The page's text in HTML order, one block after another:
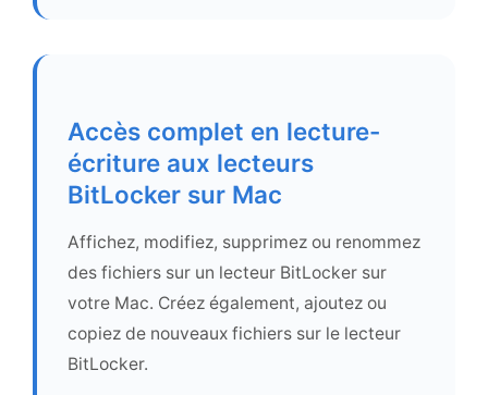
Accès complet en lecture-
écriture aux lecteurs
BitLocker sur Mac
Affichez, modifiez, supprimez ou renommez
des fichiers sur un lecteur BitLocker sur
votre Mac. Créez également, ajoutez ou
copiez de nouveaux fichiers sur le lecteur
BitLocker.